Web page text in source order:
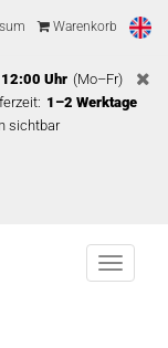
Warenkorb
12:00 Uhr (Mo–Fr)
1–2 Werktage
sichtbar
Menu